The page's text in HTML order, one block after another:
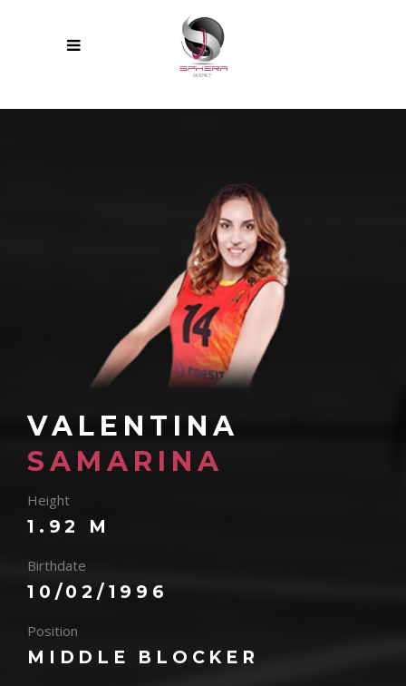
VALENTINA
SAMARINA
Height
1.92 M
Birthdate
10/02/1996
Position
MIDDLE BLOCKER